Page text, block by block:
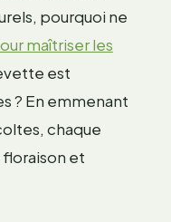
pourquoi ne
maîtriser les
est
? En emmenant
chaque
et